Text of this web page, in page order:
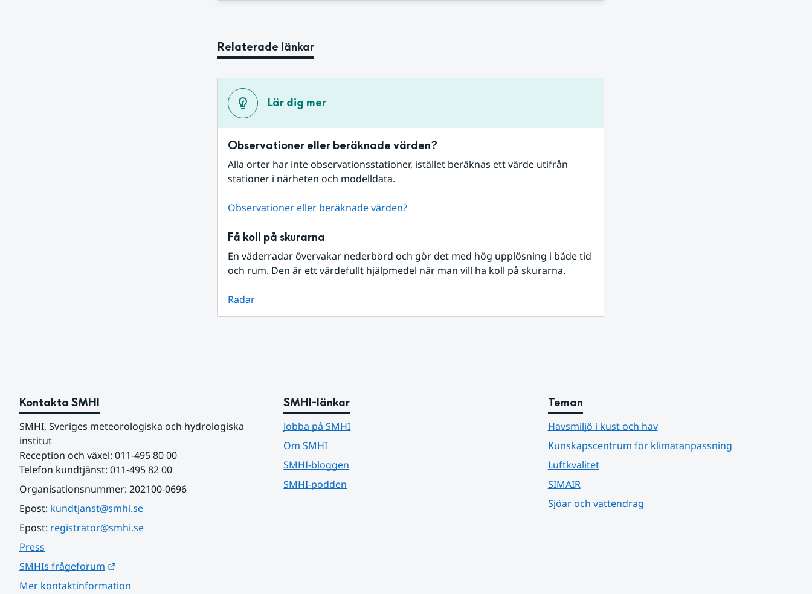
Relaterade länkar
Lär dig mer
Observationer eller beräknade värden?
Alla orter har inte observationsstationer, istället beräknas ett värde utifrån
stationer i närheten och modelldata.
Observationer eller beräknade värden?
Få koll på skurarna
En väderradar övervakar nederbörd och gör det med hög upplösning i både tid
och rum. Den är ett värdefullt hjälpmedel när man vill ha koll på skurarna.
Radar
Kontakta SMHI
SMHI, Sveriges meteorologiska och hydrologiska
institut
Reception och växel: 011-495 80 00
Telefon kundtjänst: 011-495 82 00
Organisationsnummer: 202100-0696
Epost: kundtjanst@smhi.se
Epost: registrator@smhi.se
Press
SMHIs frågeforum
Mer kontaktinformation
SMHI-länkar
Jobba på SMHI
Om SMHI
SMHI-bloggen
SMHI-podden
Teman
Havsmiljö i kust och hav
Kunskapscentrum för klimatanpassning
Luftkvalitet
SIMAIR
Sjöar och vattendrag